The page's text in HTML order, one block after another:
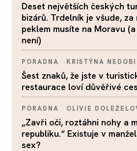
Deset největších českých
bizárů. Trdelník je všude, za
peklem musíte na Moravu
není)
PORADNA KRISTÝNA
Šest znaků, že jste v
restaurace loví důvěřivé
PORADNA OLIVIE
„Zavři oči, roztáhni nohy a
republiku.“ Existuje v
sex?